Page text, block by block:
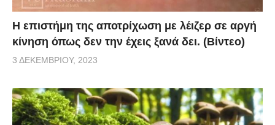
Η επιστήμη της αποτρίχωση με λέιζερ σε αργή
κίνηση όπως δεν την έχεις ξανά δει. (Βίντεο)
3 ΔΕΚΕΜΒΡΊΟΥ, 2023